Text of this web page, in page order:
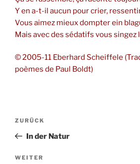
Y en a-t-il aucun pour crier,
Vous aimez mieux dompter ein
Mais avec des sédatifs vous singez
© 2005-11 Eberhard Scheiffele
poèmes de Paul Boldt)
Beitragsnavigation
Vorheriger
Beitrag
ZURÜCK
In der Natur
Nächster
WEITER